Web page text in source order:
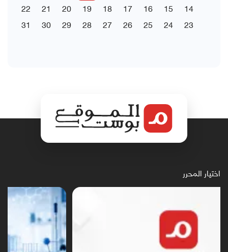
14
15
16
17
18
19
20
21
22
23
24
25
26
27
28
29
30
31
اختيار المحرر